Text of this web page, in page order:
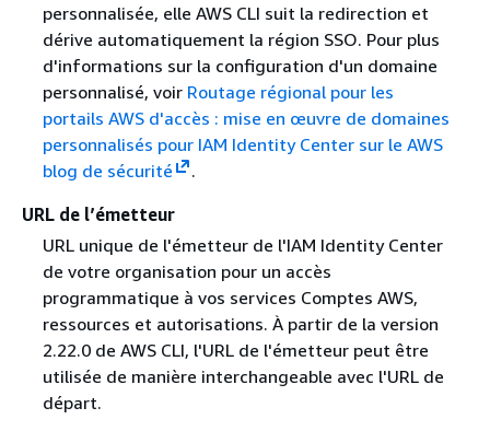
personnalisée, elle AWS CLI suit la redirection et
dérive automatiquement la région SSO. Pour plus
d'informations sur la configuration d'un domaine
personnalisé, voir Routage régional pour les
portails AWS d'accès : mise en œuvre de domaines
personnalisés pour IAM Identity Center sur le AWS
blog de sécurité
.
URL de l’émetteur
URL unique de l'émetteur de l'IAM Identity Center
de votre organisation pour un accès
programmatique à vos services Comptes AWS,
ressources et autorisations. À partir de la version
2.22.0 de AWS CLI, l'URL de l'émetteur peut être
utilisée de manière interchangeable avec l'URL de
départ.